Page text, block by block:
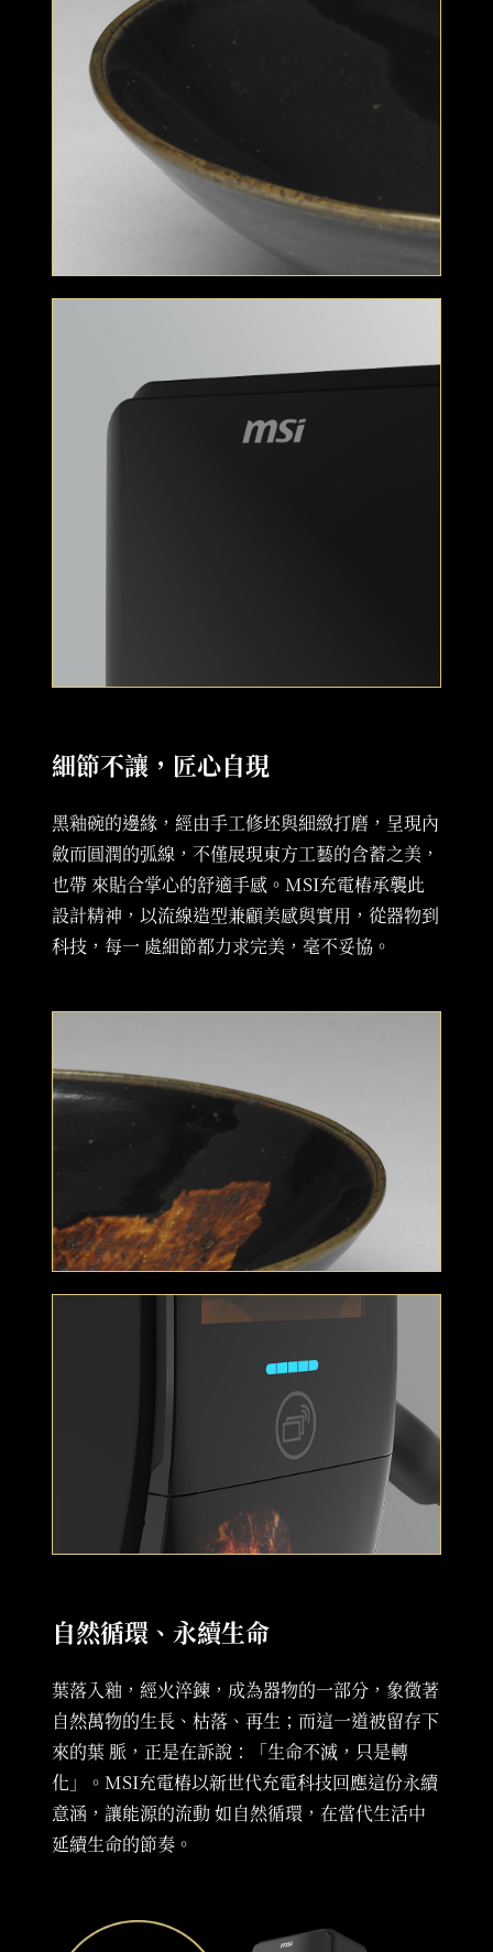
細節不讓，匠心自現
黑釉碗的邊緣，經由手工修坯與細緻打磨，呈現內
斂而圓潤的弧線，不僅展現東方工藝的含蓄之美，
也帶 來貼合掌心的舒適手感。MSI充電樁承襲此
設計精神，以流線造型兼顧美感與實用，從器物到
科技，每一 處細節都力求完美，毫不妥協。
自然循環、永續生命
葉落入釉，經火淬鍊，成為器物的一部分，象徵著
自然萬物的生長、枯落、再生；而這一道被留存下
來的葉 脈，正是在訴說：「生命不滅，只是轉
化」。MSI充電樁以新世代充電科技回應這份永續
意涵，讓能源的流動 如自然循環，在當代生活中
延續生命的節奏。